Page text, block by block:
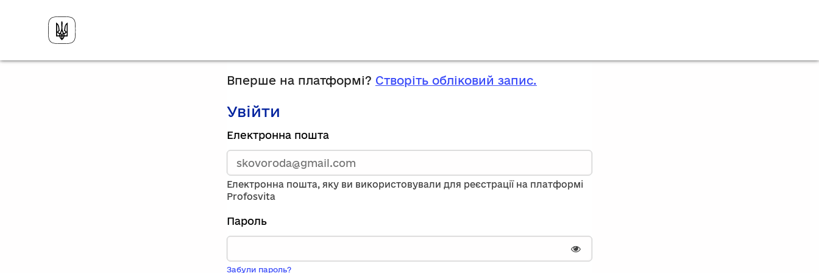
Вперше на платформі? Створіть обліковий запис.
Увійти
Зареєструйтесь,
використавши
електронну
адресу
та
пароль.
Якщо
вас
немає
запису,
Електронна пошта
Електронна пошта, яку ви використовували для реєстрації на платформі
Profosvita
Пароль
Показати пароль
Забули пароль?